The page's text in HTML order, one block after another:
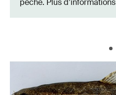
pêche. Plus d’informations